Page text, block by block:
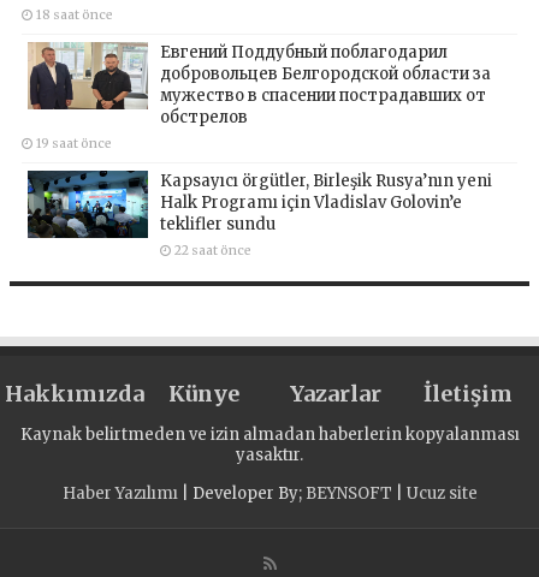
18 saat önce
Евгений Поддубный поблагодарил
добровольцев Белгородской области за
мужество в спасении пострадавших от
обстрелов
19 saat önce
Kapsayıcı örgütler, Birleşik Rusya’nın yeni
Halk Programı için Vladislav Golovin’e
teklifler sundu
22 saat önce
Hakkımızda Künye Yazarlar İletişim
Kaynak belirtmeden ve izin almadan haberlerin kopyalanması
yasaktır.
Haber Yazılımı| Developer By; BEYNSOFT Ucuz site